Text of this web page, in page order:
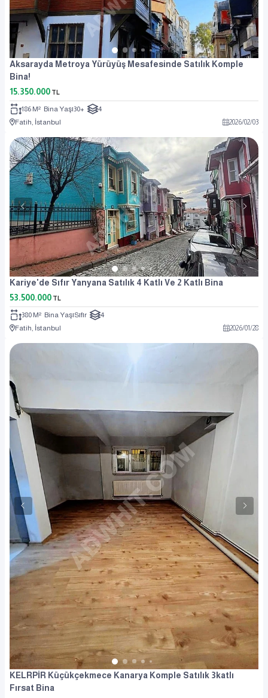
Aksarayda Metroya Yürüyüş Mesafesinde Satılık Komple
Bina!
15.350.000 TL
186 M² Bina Yaşı30+
4
Fatih, İstanbul
2026/02/03
Kariye'de Sıfır Yanyana Satılık 4 Katlı Ve 2 Katlı Bina
53.500.000 TL
380 M² Bina YaşıSıfır
4
Fatih, İstanbul
2026/01/28
KELRPİR Küçükçekmece Kanarya Komple Satılık 3katlı
Fırsat Bina